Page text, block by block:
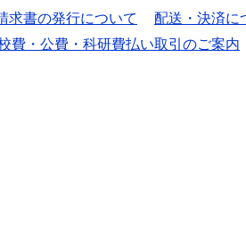
求書の発行について 配送・決済に
費・公費・科研費払い取引のご案内